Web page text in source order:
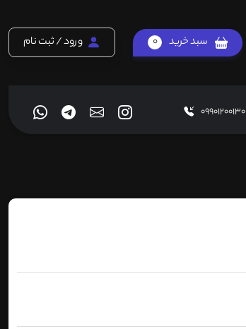
سبد خرید 0 ورود / ثبت نام
09901200130